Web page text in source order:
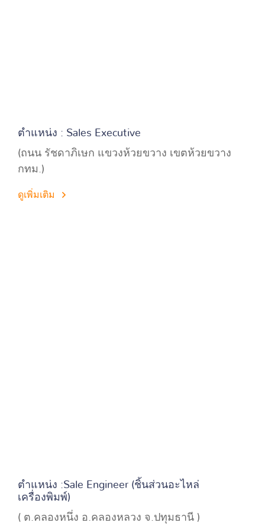
ตำแหน่ง : Sales Executive
(ถนน รัชดาภิเษก แขวงห้วยขวาง เขตห้วยขวาง
กทม.)
ดูเพิ่มเติม
ตำแหน่ง :Sale Engineer (ชิ้นส่วนอะไหล่
เครื่องพิมพ์)
( ต.คลองหนึ่ง อ.คลองหลวง จ.ปทุมธานี )